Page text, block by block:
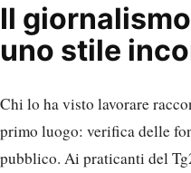
Il
uno stile
Chi lo ha visto lavorare
primo luogo: verifica delle
pubblico. Ai praticanti del